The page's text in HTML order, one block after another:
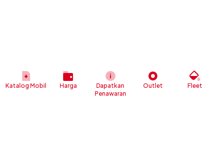
Katalog Mobil Harga
Dapatkan
Penawaran
Outlet Fleet